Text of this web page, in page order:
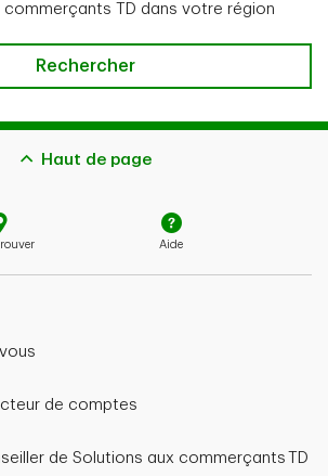
commerçants TD dans votre région
Trouvez un chef des ventes
Rechercher
Haut de page
Aide
de comptes
de Solutions aux commerçants TD